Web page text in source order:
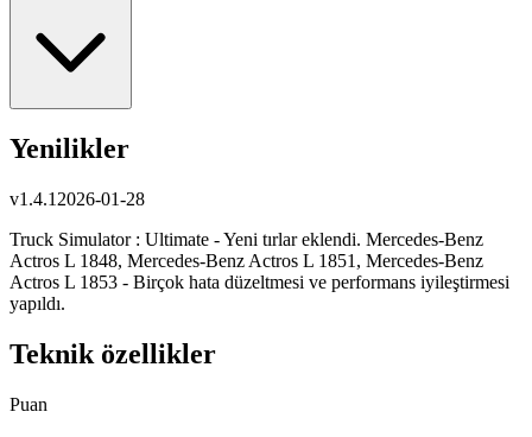
Yenilikler
v1.4.1 2026-01-28
Truck Simulator : Ultimate - Yeni tırlar eklendi. Mercedes-Benz
Actros L 1848, Mercedes-Benz Actros L 1851, Mercedes-Benz
Actros L 1853 - Birçok hata düzeltmesi ve performans iyileştirmesi
yapıldı.
Teknik özellikler
Puan